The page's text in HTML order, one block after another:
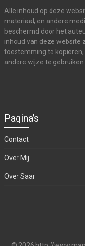
Alle inhoud op deze
materiaal, en andere
beschermd door het
inhoud van deze website
toestemming te
andere wijze te
Pagina’s
Contact
Over Mij
Over Saar